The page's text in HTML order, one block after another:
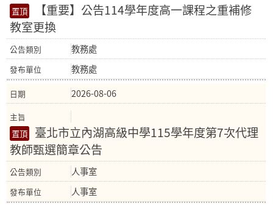
【重要】公告114學年度高一課程之重補修
教室更換
教務處
教務處
2026-08-06
臺北市立內湖高級中學115學年度第7次代理
教師甄選簡章公告
人事室
人事室